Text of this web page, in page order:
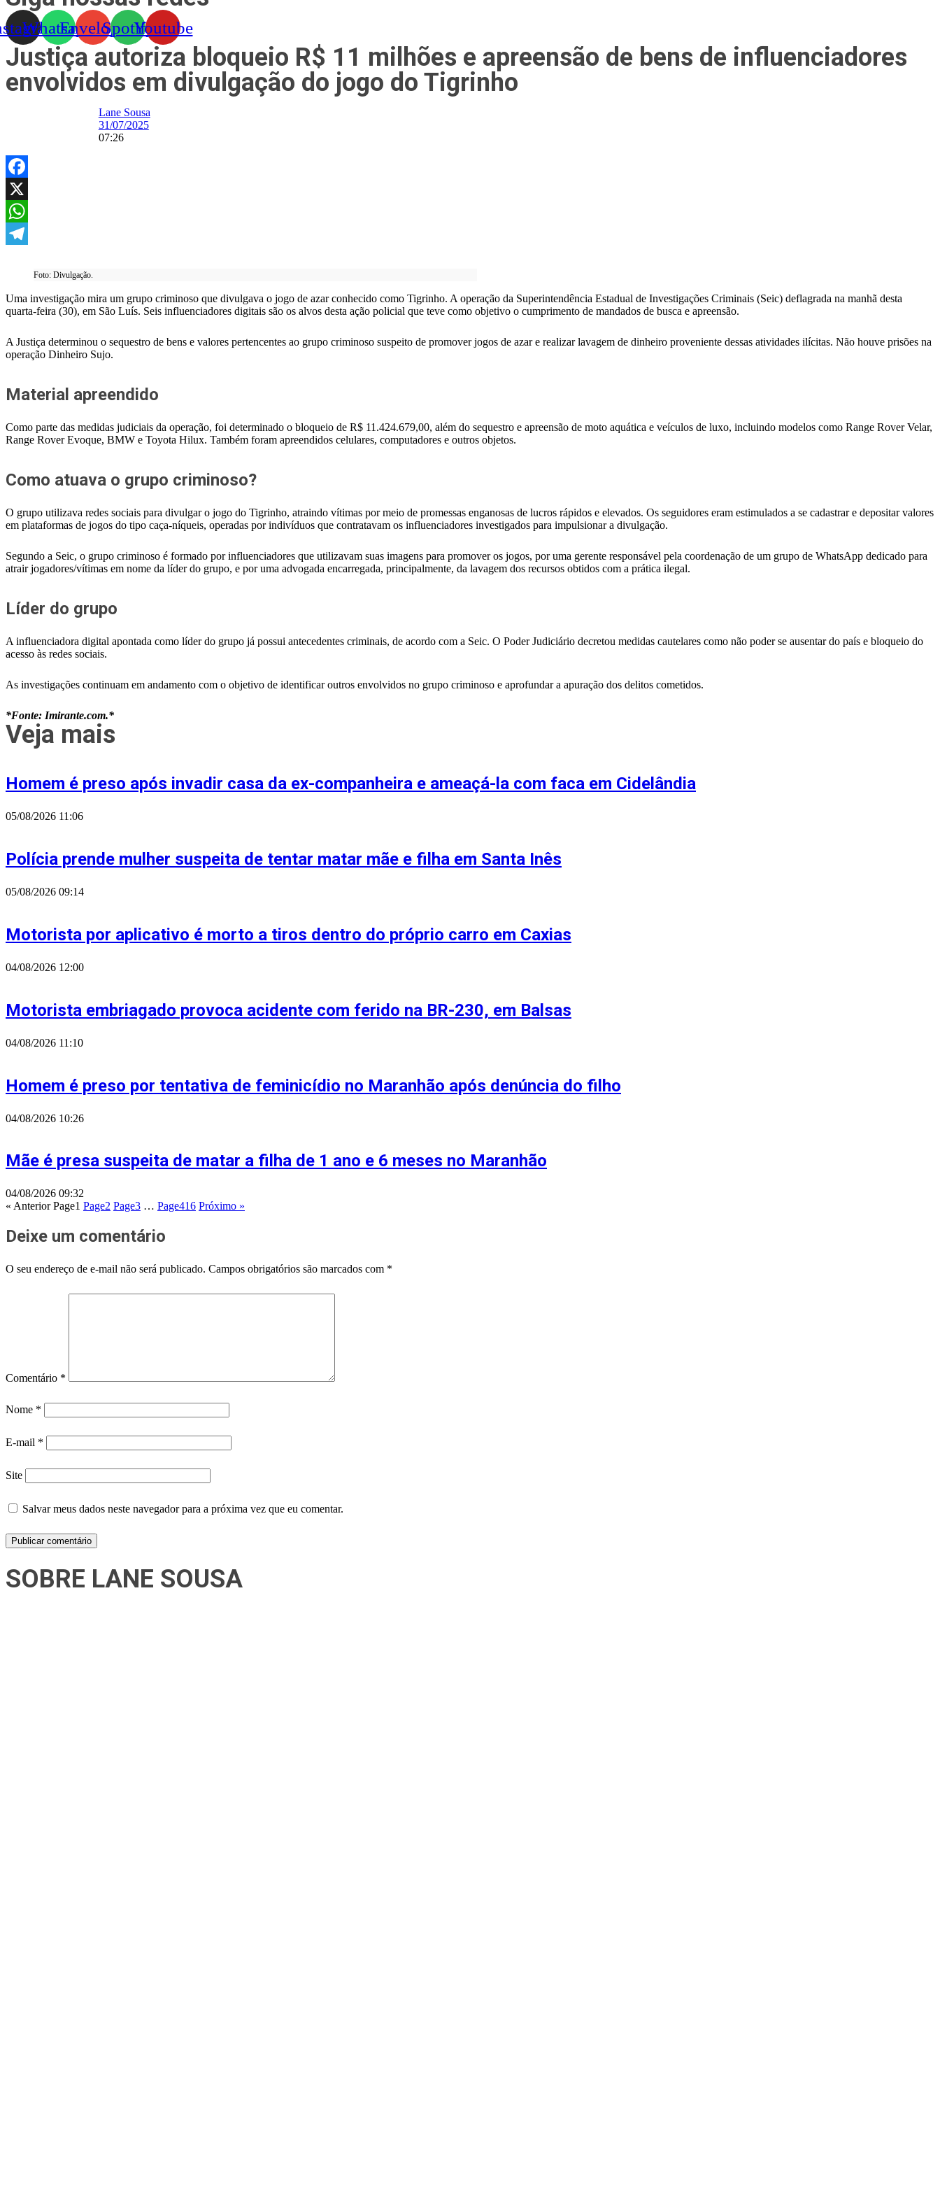
WhatsappEnvelopeSpotifyYoutube
Justiça autoriza bloqueio R$ 11 milhões e apreensão de bens de influenciadores
envolvidos em divulgação do jogo do Tigrinho
Lane Sousa
31/07/2025
07:26
Facebook
X
WhatsApp
Foto: Divulgação.
Uma investigação mira um grupo criminoso que divulgava o jogo de azar conhecido como Tigrinho. A operação da Superintendência Estadual de Investigações Criminais (Seic) deflagrada na manhã desta
quarta-feira (30), em São Luís. Seis influenciadores digitais são os alvos desta ação policial que teve como objetivo o cumprimento de mandados de busca e apreensão.
A Justiça determinou o sequestro de bens e valores pertencentes ao grupo criminoso suspeito de promover jogos de azar e realizar lavagem de dinheiro proveniente dessas atividades ilícitas. Não houve prisões na
operação Dinheiro Sujo.
Material apreendido
Como parte das medidas judiciais da operação, foi determinado o bloqueio de R$ 11.424.679,00, além do sequestro e apreensão de moto aquática e veículos de luxo, incluindo modelos como Range Rover Velar,
Range Rover Evoque, BMW e Toyota Hilux. Também foram apreendidos celulares, computadores e outros objetos.
Como atuava o grupo criminoso?
O grupo utilizava redes sociais para divulgar o jogo do Tigrinho, atraindo vítimas por meio de promessas enganosas de lucros rápidos e elevados. Os seguidores eram estimulados a se cadastrar e depositar valores
em plataformas de jogos do tipo caça-níqueis, operadas por indivíduos que contratavam os influenciadores investigados para impulsionar a divulgação.
Segundo a Seic, o grupo criminoso é formado por influenciadores que utilizavam suas imagens para promover os jogos, por uma gerente responsável pela coordenação de um grupo de WhatsApp dedicado para
atrair jogadores/vítimas em nome da líder do grupo, e por uma advogada encarregada, principalmente, da lavagem dos recursos obtidos com a prática ilegal.
Líder do grupo
A influenciadora digital apontada como líder do grupo já possui antecedentes criminais, de acordo com a Seic. O Poder Judiciário decretou medidas cautelares como não poder se ausentar do país e bloqueio do
acesso às redes sociais.
As investigações continuam em andamento com o objetivo de identificar outros envolvidos no grupo criminoso e aprofundar a apuração dos delitos cometidos.
*Fonte: Imirante.com.*
Veja mais
Homem é preso após invadir casa da ex-companheira e ameaçá-la com faca em Cidelândia
05/08/2026 11:06
Polícia prende mulher suspeita de tentar matar mãe e filha em Santa Inês
05/08/2026 09:14
Motorista por aplicativo é morto a tiros dentro do próprio carro em Caxias
04/08/2026 12:00
Motorista embriagado provoca acidente com ferido na BR-230, em Balsas
04/08/2026 11:10
Homem é preso por tentativa de feminicídio no Maranhão após denúncia do filho
04/08/2026 10:26
Mãe é presa suspeita de matar a filha de 1 ano e 6 meses no Maranhão
04/08/2026 09:32
« Anterior Page1 Page2 Page3 … Page416 Próximo »
Deixe um comentário
O seu endereço de e-mail não será publicado. Campos obrigatórios são marcados com *
Comentário *
Nome *
E-mail *
Site
Salvar meus dados neste navegador para a próxima vez que eu comentar.
SOBRE LANE SOUSA